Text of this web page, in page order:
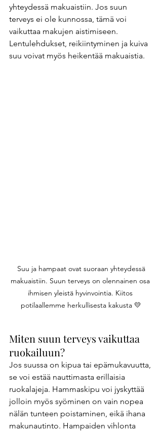
yhteydessä makuaistiin. Jos suun
terveys ei ole kunnossa, tämä voi
vaikuttaa makujen aistimiseen.
Lentulehdukset, reikiintyminen ja kuiva
suu voivat myös heikentää makuaistia.
makuaistiin. Suun terveys on olennainen osa
ihmisen yleistä hyvinvointia. Kiitos
potilaallemme herkullisesta kakusta 💛
Miten suun terveys vaikuttaa
ruokailuun?
Jos suussa on kipua tai epämukavuutta,
se voi estää nauttimasta erillaisia
ruokalajeja. Hammaskipu voi jyskyttää
jolloin myös syöminen on vain nopea
nälän tunteen poistaminen, eikä ihana
makunautinto. Hampaiden vihlonta